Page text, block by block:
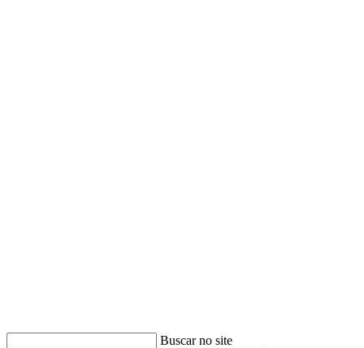
Buscar no site